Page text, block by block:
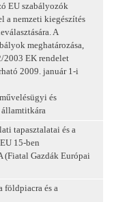
EU szabályozók
a nemzeti kiegészítés
A
meghatározása,
2003 EK rendelet
2009. január 1-i
és
tapasztalatai és a
15-ben
(Fiatal Gazdák Európai
földpiacra és a